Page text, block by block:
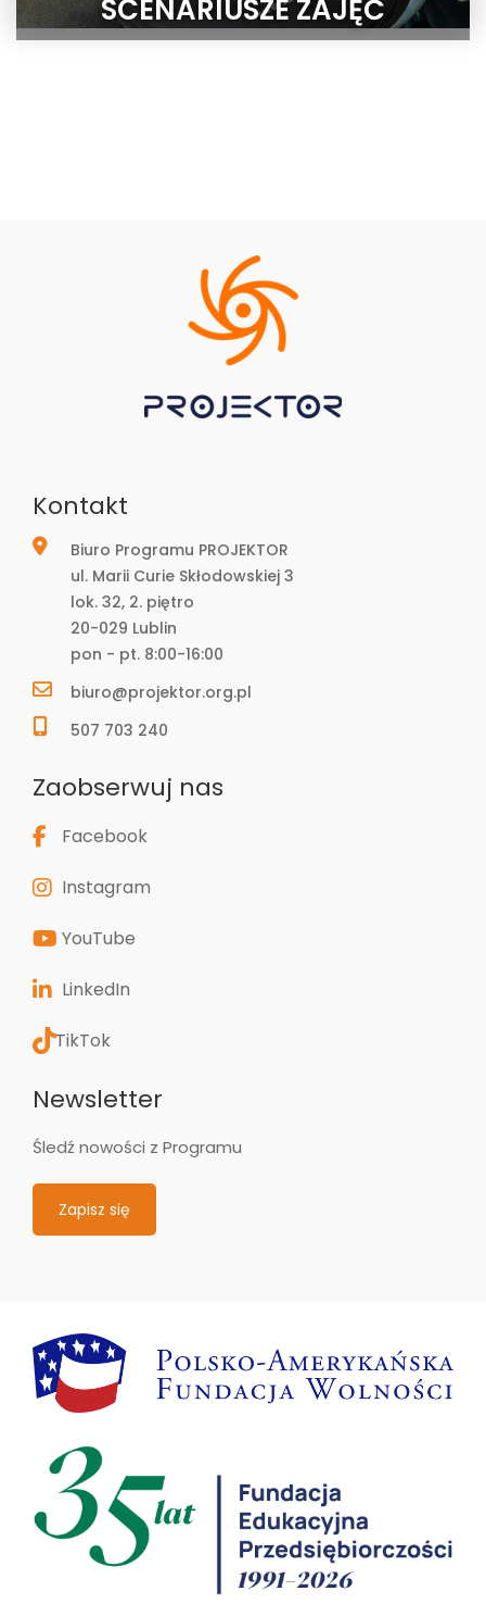
SCENARIUSZE ZAJĘĆ
Kontakt
Biuro Programu PROJEKTOR
ul. Marii Curie Skłodowskiej 3
lok. 32, 2. piętro
20-029 Lublin
pon - pt. 8:00-16:00
biuro@projektor.org.pl
507 703 240
Zaobserwuj nas
Facebook
Instagram
YouTube
LinkedIn
TikTok
Newsletter
Śledź nowości z Programu
Zapisz się